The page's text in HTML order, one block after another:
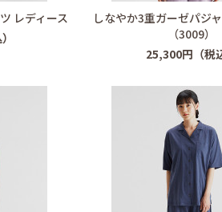
レディース
しなやか3重ガーゼパジ
（3009）
25,300円（税